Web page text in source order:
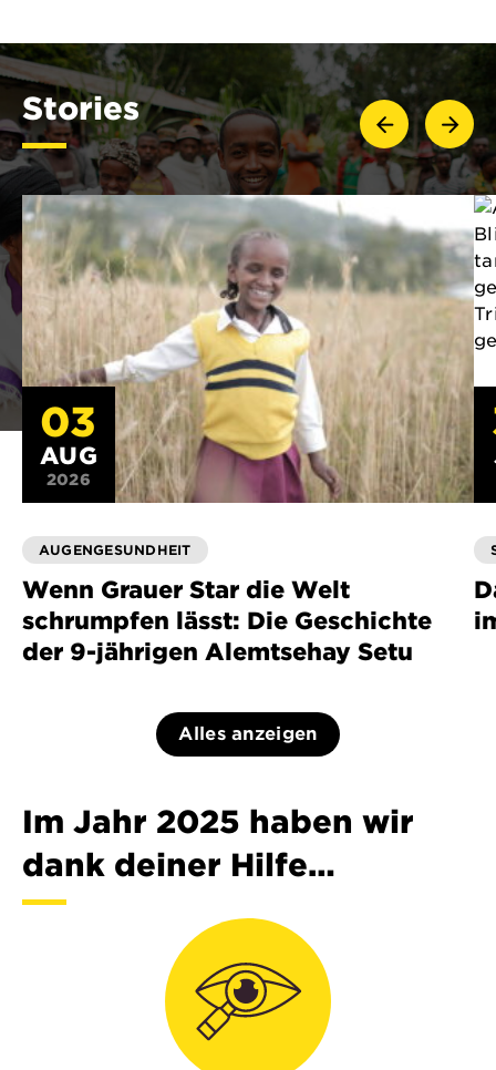
Stories
03
AUG
2026
AUGENGESUNDHEIT
Wenn Grauer Star die Welt
schrumpfen lässt: Die Geschichte
der 9-jährigen Alemtsehay Setu
Alles anzeigen
Im Jahr 2025 haben wir
dank deiner Hilfe…